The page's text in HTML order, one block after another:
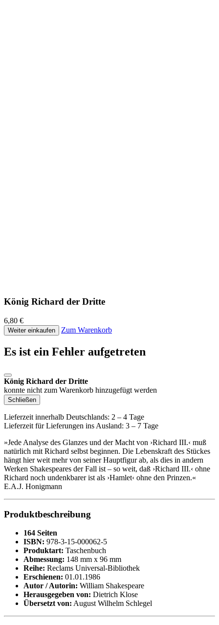
König Richard der Dritte
6,80 €
Weiter einkaufen Zum Warenkorb
Es ist ein Fehler aufgetreten
König Richard der Dritte
konnte nicht zum Warenkorb hinzugefügt werden
Schließen
Lieferzeit innerhalb Deutschlands: 2 – 4 Tage
Lieferzeit für Lieferungen ins Ausland: 3 – 7 Tage
»Jede Analyse des Glanzes und der Macht von ›Richard III.‹ muß
natürlich mit Richard selbst beginnen. Die Lebenskraft des Stückes
hängt hier weit mehr von seiner Hauptfigur ab, als dies in andern
Werken Shakespeares der Fall ist – so weit, daß ›Richard III.‹ ohne
Richard noch undenkbarer ist als ›Hamlet‹ ohne den Prinzen.«
E.A.J. Honigmann
Produktbeschreibung
164 Seiten
ISBN: 978-3-15-000062-5
Produktart: Taschenbuch
Abmessung: 148 mm x 96 mm
Reihe: Reclams Universal-Bibliothek
Erschienen: 01.01.1986
Autor / Autorin: William Shakespeare
Herausgegeben von: Dietrich Klose
Übersetzt von: August Wilhelm Schlegel